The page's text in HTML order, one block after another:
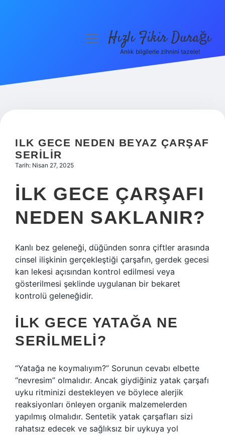
Hakkımızda
menüyüHızlı Fikir Durağı
Anlık bilgilerle zihnini tazele!
ILK GECE NEDEN BEYAZ ÇARŞAF
SERILIR
Tarih: Nisan 27, 2025
İLK GECE ÇARŞAFI
NEDEN SAKLANIR?
Kanlı bez geleneği, düğünden sonra çiftler arasında
cinsel ilişkinin gerçekleştiği çarşafın, gerdek gecesi
kan lekesi açısından kontrol edilmesi veya
gösterilmesi şeklinde uygulanan bir bekaret
kontrolü geleneğidir.
İLK GECE YATAĞA NE
SERILMELI?
“Yatağa ne koymalıyım?” Sorunun cevabı elbette
“nevresim” olmalıdır. Ancak giydiğiniz yatak çarşafı
uyku ritminizi destekleyen ve böylece alerjik
reaksiyonları önleyen organik malzemelerden
yapılmış olmalıdır. Sentetik yatak çarşafları sizi
rahatsız edecek ve sağlıksız bir uykuya yol